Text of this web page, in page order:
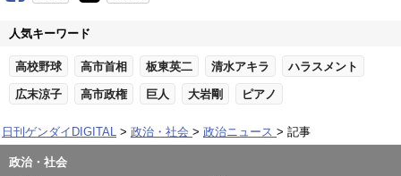
人気キーワード
高校野球 高市首相 板東英二 清水アキラ ハラスメント
広末涼子 高市政権 巨人 大岩剛 ピアノ
日刊ゲンダイDIGITAL 政治・社会 政治ニュース 記事
政治・社会